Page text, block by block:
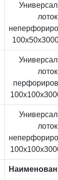
лоток
лоток
лоток